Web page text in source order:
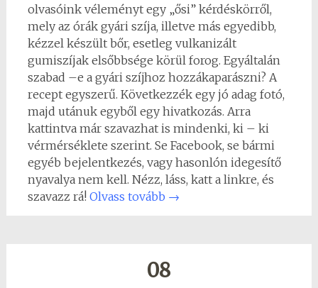
olvasóink véleményt egy „ősi” kérdéskörről,
mely az órák gyári szíja, illetve más egyedibb,
kézzel készült bőr, esetleg vulkanizált
gumiszíjak elsőbbsége körül forog. Egyáltalán
szabad –e a gyári szíjhoz hozzákaparászni? A
recept egyszerű. Következzék egy jó adag fotó,
majd utánuk egyből egy hivatkozás. Arra
kattintva már szavazhat is mindenki, ki – ki
vérmérséklete szerint. Se Facebook, se bármi
egyéb bejelentkezés, vagy hasonlón idegesítő
nyavalya nem kell. Nézz, láss, katt a linkre, és
szavazz rá! Olvass tovább →
08